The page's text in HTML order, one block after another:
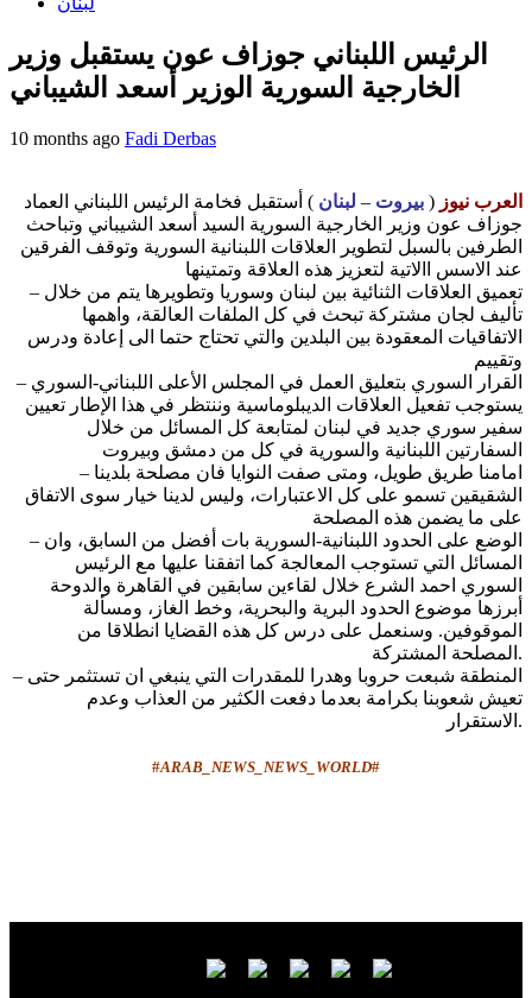
الرئيس اللبناني جوزاف عون يستقبل وزير
الخارجية السورية الوزير أسعد الشيباني
10 months ago Fadi Derbas
العرب نيوز ( بيروت – لبنان ) أستقبل فخامة الرئيس اللبناني العماد
جوزاف عون وزير الخارجية السورية السيد أسعد الشيباني وتباحث
الطرفين بالسبل لتطوير العلاقات اللبنانية السورية وتوقف الفرقين
عند الاسس االاتية لتعزيز هذه العلاقة وتمتينها
– تعميق العلاقات الثنائية بين لبنان وسوريا وتطويرها يتم من خلال
تأليف لجان مشتركة تبحث في كل الملفات العالقة، واهمها
الاتفاقيات المعقودة بين البلدين والتي تحتاج حتما الى إعادة ودرس
وتقييم
– القرار السوري بتعليق العمل في المجلس الأعلى اللبناني-السوري
يستوجب تفعيل العلاقات الديبلوماسية وننتظر في هذا الإطار تعيين
سفير سوري جديد في لبنان لمتابعة كل المسائل من خلال
السفارتين اللبنانية والسورية في كل من دمشق وبيروت
– امامنا طريق طويل، ومتى صفت النوايا فان مصلحة بلدينا
الشقيقين تسمو على كل الاعتبارات، وليس لدينا خيار سوى الاتفاق
على ما يضمن هذه المصلحة
– الوضع على الحدود اللبنانية-السورية بات أفضل من السابق، وان
المسائل التي تستوجب المعالجة كما اتفقنا عليها مع الرئيس
السوري احمد الشرع خلال لقاءين سابقين في القاهرة والدوحة
أبرزها موضوع الحدود البرية والبحرية، وخط الغاز، ومسألة
الموقوفين. وسنعمل على درس كل هذه القضايا انطلاقا من
المصلحة المشتركة.
– المنطقة شبعت حروبا وهدرا للمقدرات التي ينبغي ان تستثمر حتى
تعيش شعوبنا بكرامة بعدما دفعت الكثير من العذاب وعدم
الاستقرار.
#ARAB_NEWS_NEWS_WORLD#